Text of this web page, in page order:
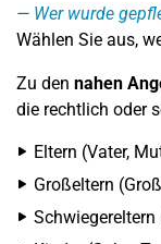
Wer wurde
Wählen Sie aus,
Zu den nahen
die rechtlich oder
Eltern (Vater,
Großeltern